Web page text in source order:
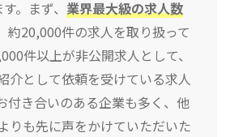
。まず、 業界最大級の求人数
約20,000件の求人を取り扱って
件以上が非公開求人として、
介として依頼を受けている求人
付き合いのある企業も多く、他
りも先に声をかけていただいた